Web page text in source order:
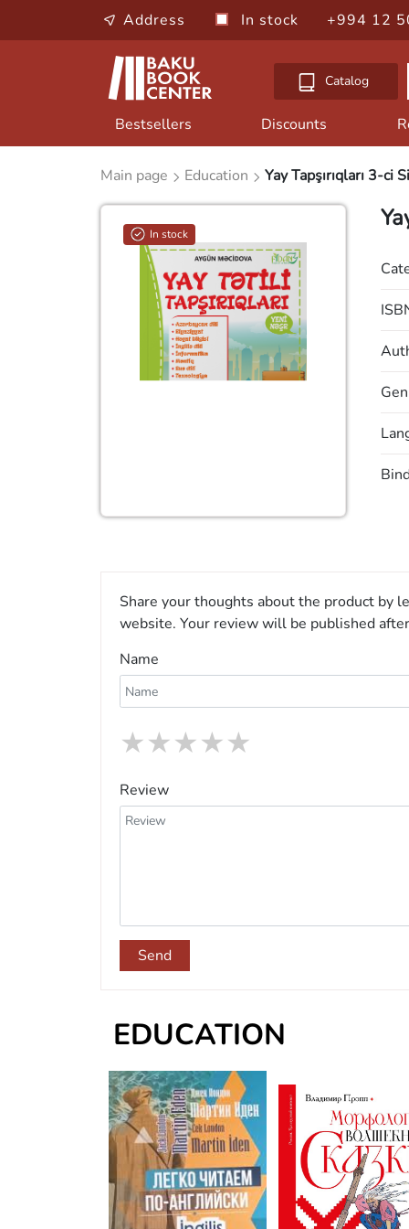
Address In stock +994 12
Catalog
Bestsellers Discounts
Main page Education Yay Tapşırıqları 3-ci
In stock
Share your thoughts about the product by
website. Your review will be published
Name
★
★
★
★
★
Review
Send
EDUCATION